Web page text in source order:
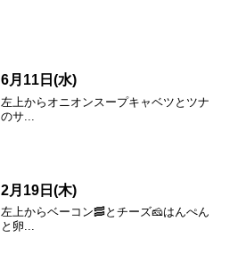
6月11日(水)
左上からオニオンスープキャベツとツナ
のサ...
2月19日(木)
左上からベーコン🥓とチーズ🧀はんぺん
と卵...